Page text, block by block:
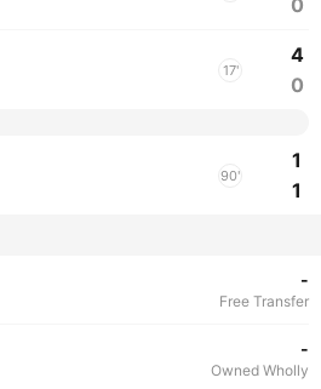
0
17'
4
0
90'
1
1
-
Free Transfer
-
Owned Wholly